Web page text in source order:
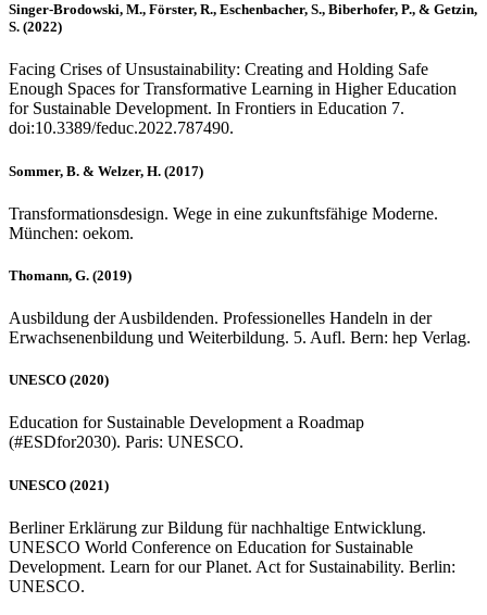
Singer-Brodowski, M., Förster, R., Eschenbacher, S., Biberhofer, P., & Getzin,
S. (2022)
Facing Crises of Unsustainability: Creating and Holding Safe
Enough Spaces for Transformative Learning in Higher Education
for Sustainable Development. In Frontiers in Education 7.
doi:10.3389/feduc.2022.787490.
Sommer, B. & Welzer, H. (2017)
Transformationsdesign. Wege in eine zukunftsfähige Moderne.
München: oekom.
Thomann, G. (2019)
Ausbildung der Ausbildenden. Professionelles Handeln in der
Erwachsenenbildung und Weiterbildung. 5. Aufl. Bern: hep Verlag.
UNESCO (2020)
Education for Sustainable Development a Roadmap
(#ESDfor2030). Paris: UNESCO.
UNESCO (2021)
Berliner Erklärung zur Bildung für nachhaltige Entwicklung.
UNESCO World Conference on Education for Sustainable
Development. Learn for our Planet. Act for Sustainability. Berlin:
UNESCO.